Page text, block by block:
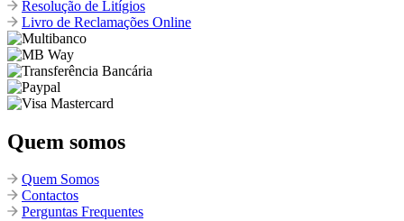
Resolução de Litígios
Livro de Reclamações Online
Quem somos
Quem Somos
Contactos
Perguntas Frequentes